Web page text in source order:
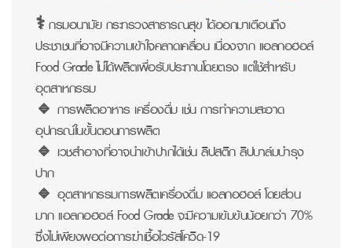
⚕ กรมอนามัย กระทรวงสาธารณสุข ได้ออกมาเตือนถึง
ประชาชนที่อาจมีความเข้าใจคลาดเคลื่อน เนื่องจาก แอลกอฮอล์
Food Grade ไม่ได้ผลิตเพื่อรับประทานโดยตรง แต่ใช้สำหรับ
อุตสาหกรรม
🔹 การผลิตอาหาร เครื่องดื่ม เช่น การทำความสะอาด
อุปกรณ์ในขั้นตอนการผลิต
🔹 เวชสำอางที่อาจนำเข้าปากได้เช่น ลิปสติก ลิปบาล์มบำรุง
ปาก
🔹 อุตสาหกรรมการผลิตเครื่องดื่ม แอลกอฮอล์ โดยส่วน
มาก แอลกอฮอล์ Food Grade จะมีความเข้มข้นน้อยกว่า 70%
ซึ่งไม่เพียงพอต่อการฆ่าเชื้อไวรัสโควิด-19